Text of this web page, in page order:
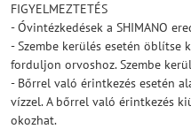
FIGYELMEZTETÉS
- Óvintézkedések a SHIMANO
- Szembe kerülés esetén öblítse
forduljon orvoshoz. Szembe
- Bőrrel való érintkezés esetén
vízzel. A bőrrel való érintkezés
okozhat.